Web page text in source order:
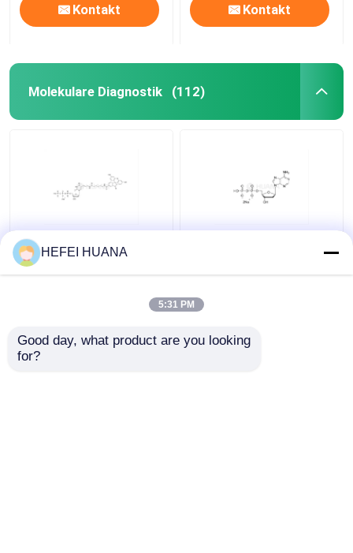
Kontakt Kontakt
Molekulare Diagnostik (112)
Fluorescein-12-dUTP
1mM Natriumlösung
HEFEI HUANA
5:31 PM
Good day, what product are you looking
for?